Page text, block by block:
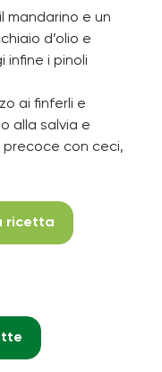
mandarino e un
d’olio e
infine i pinoli
ai finferli e
alla salvia e
precoce con ceci,
ricetta